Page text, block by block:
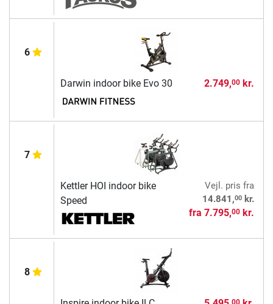
6
Darwin indoor bike Evo 30 2.749,00kr.
7
Kettler HOI indoor bike
Speed
Vejl. pris fra
14.841,00kr.
fra 7.795,00kr.
8
00